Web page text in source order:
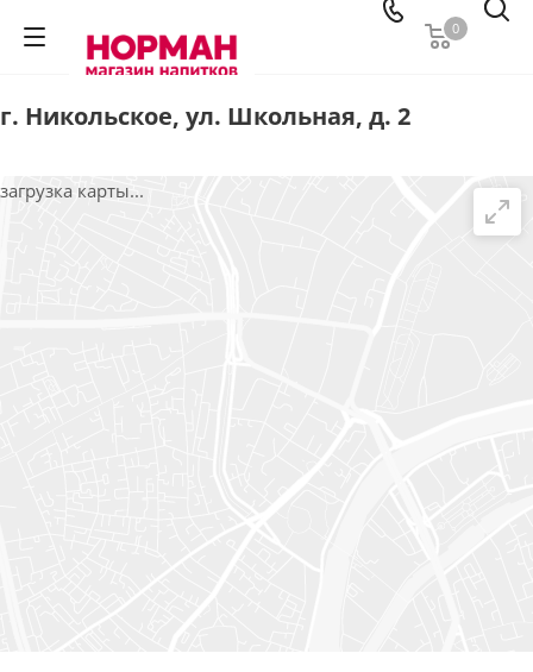
0
г. Никольское, ул. Школьная, д. 2
загрузка карты...